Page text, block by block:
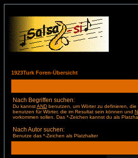
1923Turk Foren-Übersicht
Nach Begriffen suchen:
Du kannstAND benutzen, um Wörter zu definieren, die
benutzen für Wörter, die im Resultat sein können und
vorkommen sollen. Das *-Zeichen kannst du als
Nach Autor suchen:
Benutze das *-Zeichen als Platzhalter